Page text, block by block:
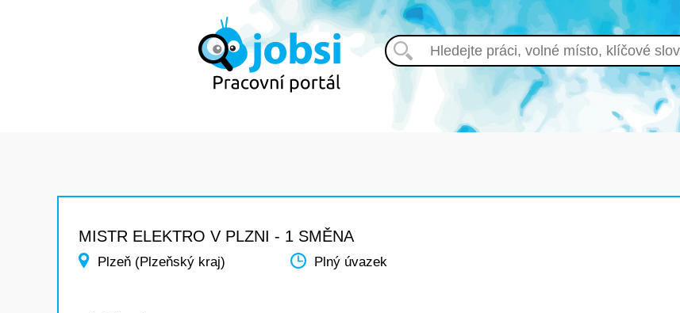
MISTR ELEKTRO V PLZNI - 1 SMĚNA
Plzeň (Plzeňský kraj) Plný úvazek